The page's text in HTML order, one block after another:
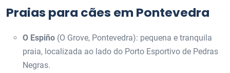
Praias para cães em Pontevedra
O Espiño (O Grove, Pontevedra): pequena e tranquila
praia, localizada ao lado do Porto Esportivo de Pedras
Negras.